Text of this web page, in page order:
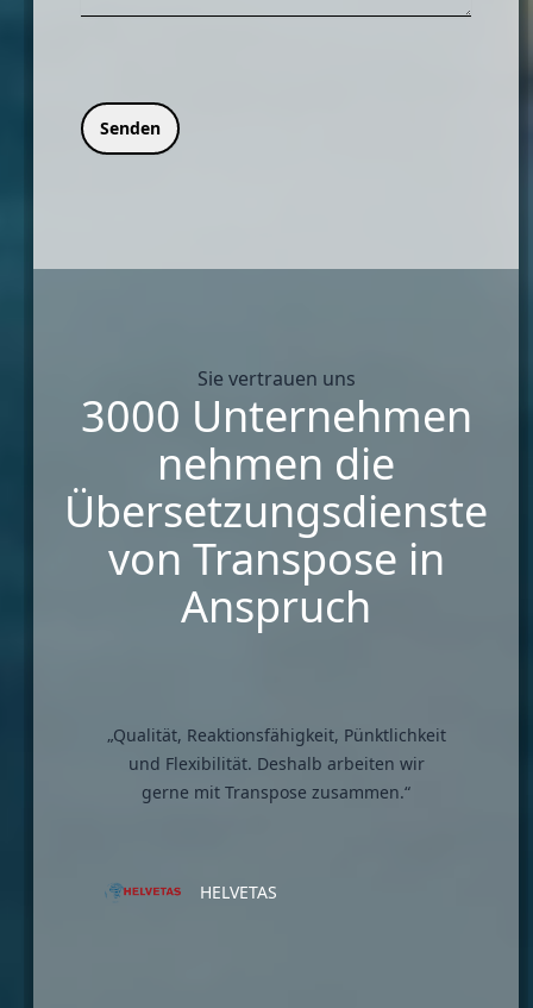
Senden
Sie vertrauen uns
3000 Unternehmen
nehmen die
Übersetzungsdienste
von Transpose in
Anspruch
„Qualität, Reaktionsfähigkeit, Pünktlichkeit
und Flexibilität. Deshalb arbeiten wir
gerne mit Transpose zusammen.“
HELVETAS